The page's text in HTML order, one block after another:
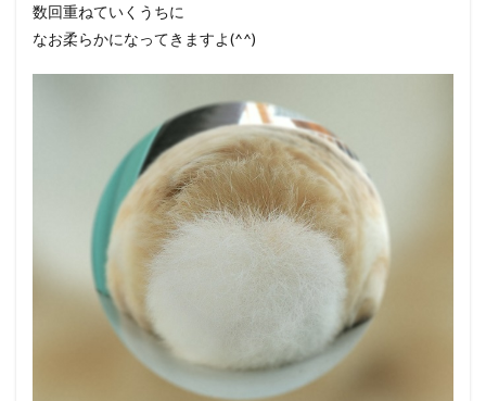
数回重ねていくうちに
なお柔らかになってきますよ(^^)